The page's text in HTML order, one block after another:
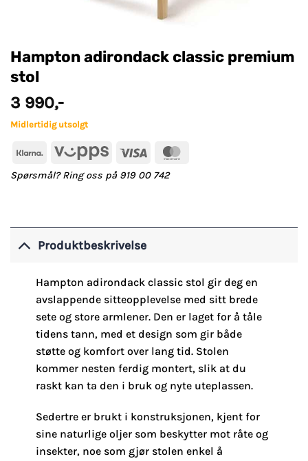
Hampton adirondack classic premium
stol
3 990,-
Midlertidig utsolgt
Klarna Vipps Visa
Spørsmål? Ring oss på 919 00 742
Produktbeskrivelse
Hampton adirondack classic stol gir deg en
avslappende sitteopplevelse med sitt brede
sete og store armlener. Den er laget for å tåle
tidens tann, med et design som gir både
støtte og komfort over lang tid. Stolen
kommer nesten ferdig montert, slik at du
raskt kan ta den i bruk og nyte uteplassen.
Sedertre er brukt i konstruksjonen, kjent for
sine naturlige oljer som beskytter mot råte og
insekter, noe som gjør stolen enkel å